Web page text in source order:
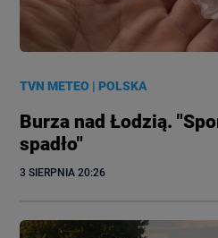
TVN METEO |POLSKA
Burza nad Łodzią.
spadło"
3 SIERPNIA 20:26